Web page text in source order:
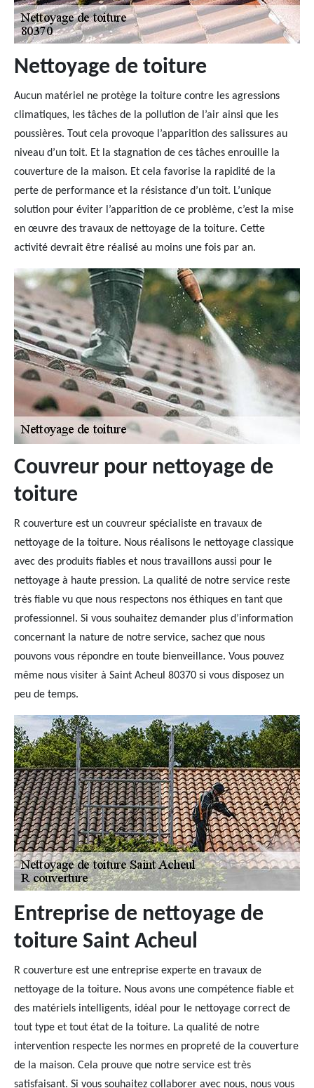
Nettoyage de toiture
Aucun matériel ne protège la toiture contre les agressions
climatiques, les tâches de la pollution de l’air ainsi que les
poussières. Tout cela provoque l’apparition des salissures au
niveau d’un toit. Et la stagnation de ces tâches enrouille la
couverture de la maison. Et cela favorise la rapidité de la
perte de performance et la résistance d’un toit. L’unique
solution pour éviter l’apparition de ce problème, c’est la mise
en œuvre des travaux de nettoyage de la toiture. Cette
activité devrait être réalisé au moins une fois par an.
Couvreur pour nettoyage de
toiture
R couverture est un couvreur spécialiste en travaux de
nettoyage de la toiture. Nous réalisons le nettoyage classique
avec des produits fiables et nous travaillons aussi pour le
nettoyage à haute pression. La qualité de notre service reste
très fiable vu que nous respectons nos éthiques en tant que
professionnel. Si vous souhaitez demander plus d’information
concernant la nature de notre service, sachez que nous
pouvons vous répondre en toute bienveillance. Vous pouvez
même nous visiter à Saint Acheul 80370 si vous disposez un
peu de temps.
Entreprise de nettoyage de
toiture Saint Acheul
R couverture est une entreprise experte en travaux de
nettoyage de la toiture. Nous avons une compétence fiable et
des matériels intelligents, idéal pour le nettoyage correct de
tout type et tout état de la toiture. La qualité de notre
intervention respecte les normes en propreté de la couverture
de la maison. Cela prouve que notre service est très
satisfaisant. Si vous souhaitez collaborer avec nous, nous vous